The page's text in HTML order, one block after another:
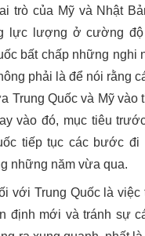
trò của Mỹ và Nhật
lực lượng ở cường độ
bất chấp những nghi
phải là để nói rằng
Trung Quốc và Mỹ vào
vào đó, mục tiêu
tiếp tục các bước
những năm vừa qua.
với Trung Quốc là việc
định mới và tránh sự